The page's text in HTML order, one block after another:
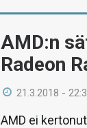
AMD:n
Radeon
21.3.2018 -
AMD ei